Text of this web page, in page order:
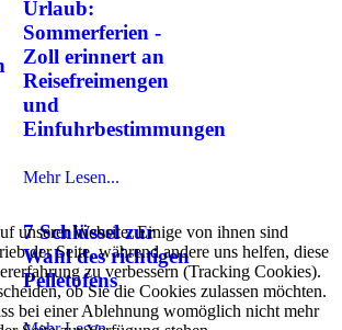
Urlaub:
Sommerferien -
Zoll erinnert an
Reisefreimengen
und
Einfuhrbestimmungen
Mehr Lesen...
7 Schlüssel zur
Wahl des richtigen
Pelletofens
unserer Website. Einige von ihnen sind
der Seite, während andere uns helfen, diese
zu verbessern (Tracking Cookies).
ob Sie die Cookies zulassen möchten.
bei einer Ablehnung womöglich nicht mehr